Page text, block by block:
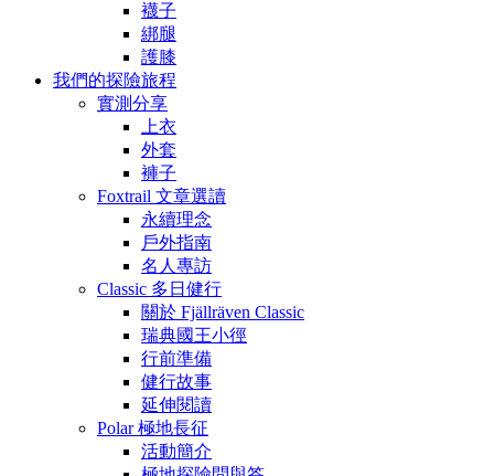
襪子
綁腿
護膝
我們的探險旅程
實測分享
上衣
外套
褲子
Foxtrail 文章選讀
永續理念
戶外指南
名人專訪
Classic 多日健行
關於 Fjällräven Classic
瑞典國王小徑
行前準備
健行故事
延伸閱讀
Polar 極地長征
活動簡介